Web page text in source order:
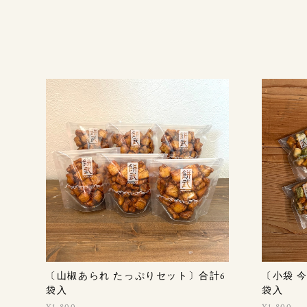
〔山椒あられ たっぷりセット〕合計6
袋入
〔小袋
袋入